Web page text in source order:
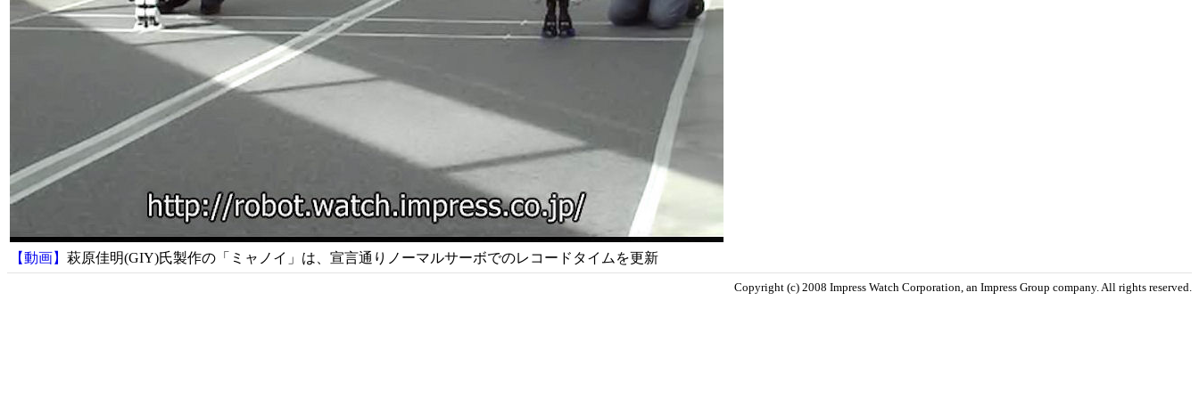
【動画】 萩原佳明(GIY)氏製作の「ミャノイ」は、宣言通りノーマルサーボでのレコードタイムを更新
Copyright (c) 2008 Impress Watch Corporation, an Impress Group company. All rights reserved.